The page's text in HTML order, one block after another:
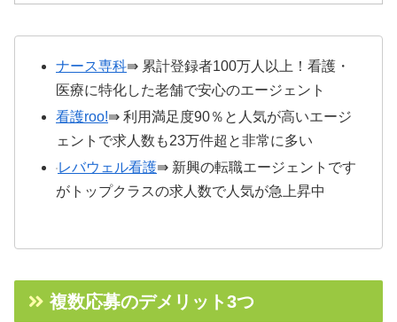
ナース専科⇛ 累計登録者100万人以上！看護・
医療に特化した老舗で安心のエージェント
看護roo!⇛ 利用満足度90％と人気が高いエージ
ェントで求人数も23万件超と非常に多い
レバウェル看護⇛ 新興の転職エージェントです
がトップクラスの求人数で人気が急上昇中
複数応募のデメリット3つ